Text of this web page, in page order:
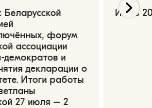
Беларусской
форум
ассоциации
демократов и
декларации о
Итоги работы
27 июля – 2
Июль